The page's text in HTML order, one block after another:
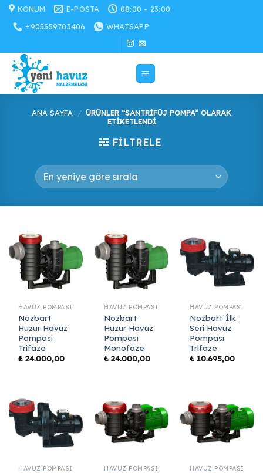
İçeriğe
atla
KONUM E-POSTA
08:00 - 23:00
+905359703406
WHATSAPP
ANA SAYFA / ÜRÜNLER “SANTRIFÜJ POMPA” OLARAK
ETIKETLENDI
FILTRELE
HAVUZ POMPASI
Nozbart
Huzur Havuz
Pompası
Trifaze
₺ 24.000,00
HAVUZ POMPASI
Nozbart
Huzur Havuz
Pompası
Monofaze
₺ 24.000,00
HAVUZ POMPASI
Nozbart İlk
Seri Havuz
Pompası
Trifaze
₺ 10.695,00
HAVUZ POMPASI HAVUZ POMPASI HAVUZ POMPASI